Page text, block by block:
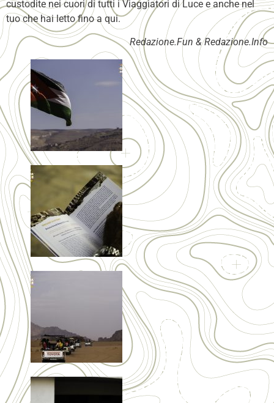
custodite nei cuori di tutti i Viaggiatori di Luce e anche nel
tuo che hai letto fino a qui.
Redazione.Fun & Redazione.Info